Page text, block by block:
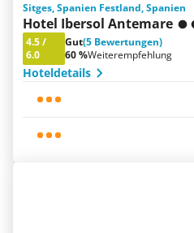
Sitges, Spanien Festland, Spanien
Hotel Ibersol Antemare
4.5/
6.0
Gut(5 Bewertungen)
60 %Weiterempfehlung
Hoteldetails